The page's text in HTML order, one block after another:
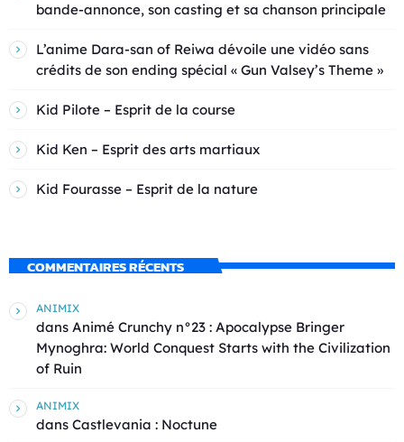
bande-annonce, son casting et sa chanson principale
L’anime Dara-san of Reiwa dévoile une vidéo sans
crédits de son ending spécial « Gun Valsey’s Theme »
Kid Pilote – Esprit de la course
Kid Ken – Esprit des arts martiaux
Kid Fourasse – Esprit de la nature
COMMENTAIRES RÉCENTS
ANIMIX
dans Animé Crunchy n°23 : Apocalypse Bringer
Mynoghra: World Conquest Starts with the Civilization
of Ruin
ANIMIX
dans Castlevania : Noctune